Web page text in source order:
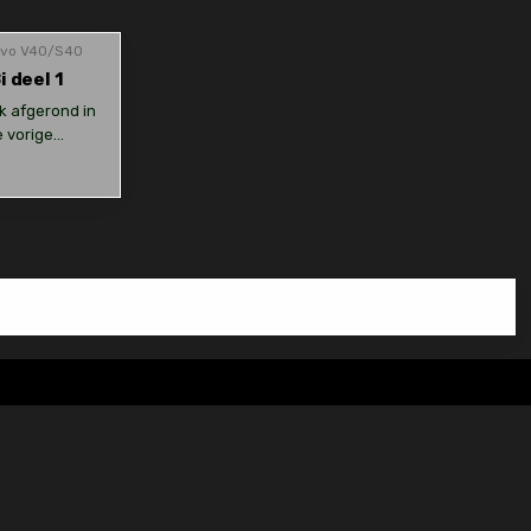
V40/S40
deel 1
afgerond in
vorige…